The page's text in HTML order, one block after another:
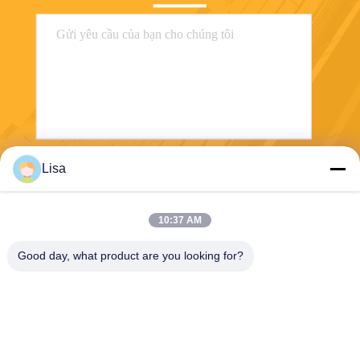
Lisa
10:37 AM
Good day, what product are you looking for?